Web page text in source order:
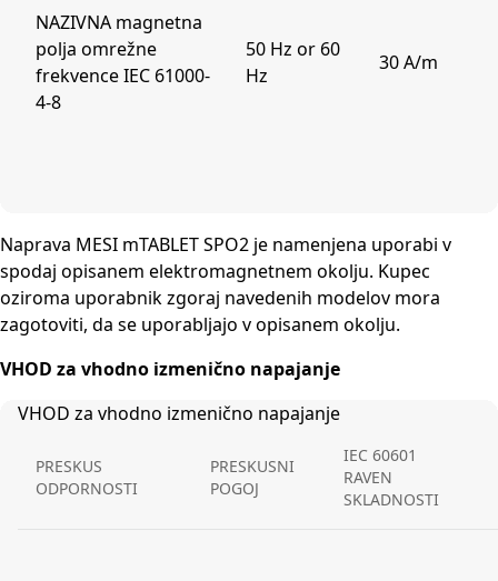
NAZIVNA magnetna
polja omrežne
frekvence IEC 61000-
4-8
50 Hz or 60
Hz
30 A/m
Naprava MESI mTABLET SPO2 je namenjena uporabi v
spodaj opisanem elektromagnetnem okolju. Kupec
oziroma uporabnik zgoraj navedenih modelov mora
zagotoviti, da se uporabljajo v opisanem okolju.
VHOD za vhodno izmenično napajanje
VHOD za vhodno izmenično napajanje
PRESKUS
ODPORNOSTI
PRESKUSNI
POGOJ
IEC 60601
RAVEN
SKLADNOSTI